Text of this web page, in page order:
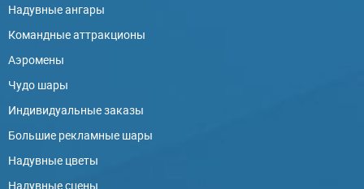
Надувные ангары
Командные аттракционы
Аэромены
Чудо шары
Индивидуальные заказы
Большие рекламные шары
Надувные цветы
Надувные сцены